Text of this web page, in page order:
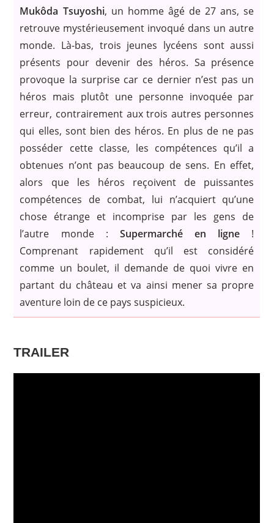
Mukôda Tsuyoshi, un homme âgé de 27 ans, se
retrouve mystérieusement invoqué dans un autre
monde. Là-bas, trois jeunes lycéens sont aussi
présents pour devenir des héros. Sa présence
provoque la surprise car ce dernier n’est pas un
héros mais plutôt une personne invoquée par
erreur, contrairement aux trois autres personnes
qui elles, sont bien des héros. En plus de ne pas
posséder cette classe, les compétences qu’il a
obtenues n’ont pas beaucoup de sens. En effet,
alors que les héros reçoivent de puissantes
compétences de combat, lui n’acquiert qu’une
chose étrange et incomprise par les gens de
l’autre monde : Supermarché en ligne !
Comprenant rapidement qu’il est considéré
comme un boulet, il demande de quoi vivre en
partant du château et va ainsi mener sa propre
aventure loin de ce pays suspicieux.
TRAILER